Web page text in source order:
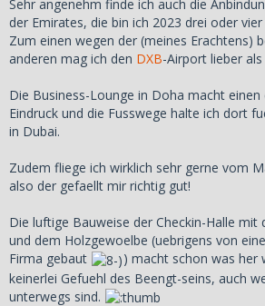
Sehr angenehm finde ich auch die
der Emirates, die bin ich 2023 drei oder
Zum einen wegen der (meines Erachtens)
anderen mag ich den DXB-Airport lieber als
Die Business-Lounge in Doha macht
Eindruck und die Fusswege halte ich dort
in Dubai.
Zudem fliege ich wirklich sehr gerne vom
also der gefaellt mir richtig gut!
Die luftige Bauweise der Checkin-Halle mit
und dem Holzgewoelbe (uebrigens von
Firma gebaut
) macht schon was her
keinerlei Gefuehl des Beengt-seins, auch
unterwegs sind.